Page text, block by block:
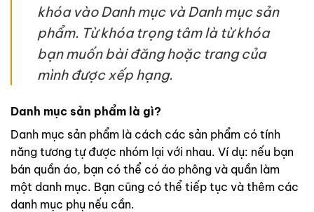
khóa vào Danh mục và Danh mục sản
phẩm. Từ khóa trọng tâm là từ khóa
bạn muốn bài đăng hoặc trang của
mình được xếp hạng.
Danh mục sản phẩm là gì?
Danh mục sản phẩm là cách các sản phẩm có tính
năng tương tự được nhóm lại với nhau. Ví dụ: nếu bạn
bán quần áo, bạn có thể có áo phông và quần làm
một danh mục. Bạn cũng có thể tiếp tục và thêm các
danh mục phụ nếu cần.